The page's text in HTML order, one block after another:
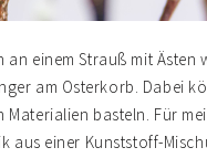
einem Strauß mit Ästen
am Osterkorb. Dabei
basteln. Für
aus einer Kunststoff-